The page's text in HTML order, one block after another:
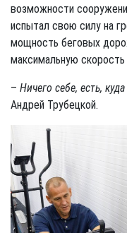
возможности
испытал свою силу на
мощность беговых
максимальную
– Ничего себе, есть,
Андрей Трубецкой.